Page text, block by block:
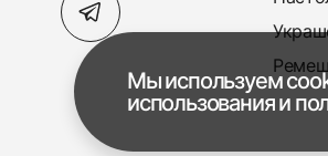
Мы используем
использованияи